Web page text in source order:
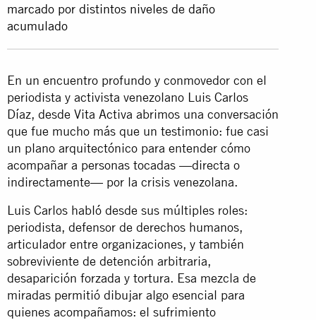
marcado por distintos niveles de daño
acumulado
En un encuentro profundo y conmovedor con el
periodista y activista venezolano Luis Carlos
Díaz, desde Vita Activa abrimos una conversación
que fue mucho más que un testimonio: fue casi
un plano arquitectónico para entender cómo
acompañar a personas tocadas —directa o
indirectamente— por la crisis venezolana.
Luis Carlos habló desde sus múltiples roles:
periodista, defensor de derechos humanos,
articulador entre organizaciones, y también
sobreviviente de detención arbitraria,
desaparición forzada y tortura. Esa mezcla de
miradas permitió dibujar algo esencial para
quienes acompañamos: el sufrimiento